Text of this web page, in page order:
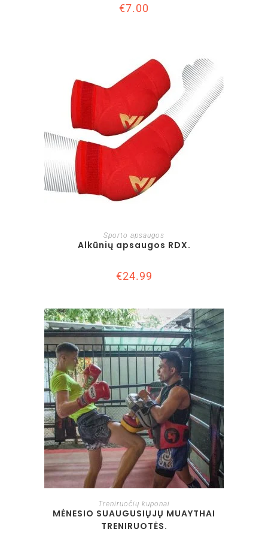
€7.00
Į KREPŠELĮ
Sporto apsaugos
Alkūnių apsaugos RDX.
€24.99
Į KREPŠELĮ
Treniruočių kuponai
MĖNESIO SUAUGUSIŲJŲ MUAYTHAI
TRENIRUOTĖS.